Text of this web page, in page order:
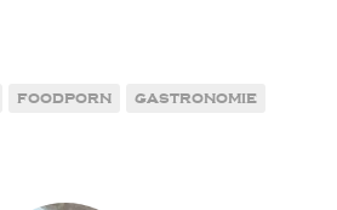
foodporn gastronomie